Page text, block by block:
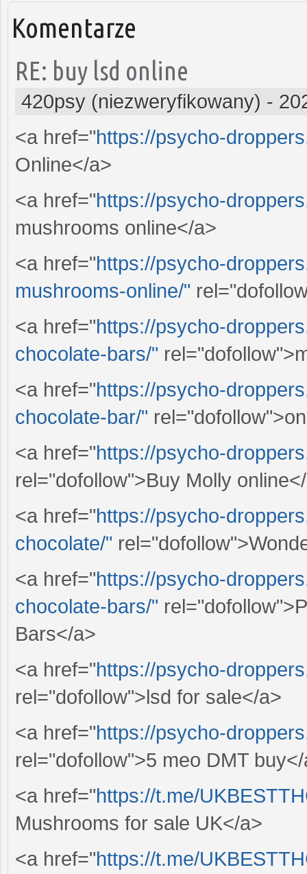
Komentarze
RE: buy lsd online
420psy (niezweryfikowany) -
<a href="https://psycho-
Online</a>
<a href="https://psycho-
mushrooms online</a>
<a href="https://psycho-
mushrooms-online/"
<a href="https://psycho-
chocolate-bars/"
<a href="https://psycho-
chocolate-bar/"
<a href="https://psycho-
rel="dofollow">Buy Molly
<a href="https://psycho-
chocolate/"
<a href="https://psycho-
chocolate-bars/"
Bars</a>
<a href="https://psycho-
rel="dofollow">lsd for sale</a>
<a href="https://psycho-
rel="dofollow">5 meo DMT
<a href="https://t.me/
Mushrooms for sale UK</a>
<a href="https://t.me/